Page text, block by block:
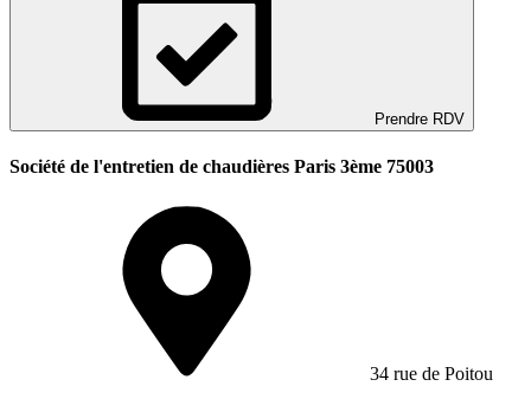
Prendre RDV
Société de l'entretien de chaudières Paris 3ème 75003
34 rue de Poitou